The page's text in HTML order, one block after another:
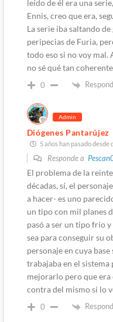
leído de él era una
Ennis, creo que era,
La serie iba saltando
peripecias de Furia,
todo eso si no voy mal.
no sé qué tan
0
Admin
Diógenes Pantarújez
5 años han pasado desde
Responde a
El problema de la
décadas, sí, el
a hacer- es uno
un tipo con mil planes
pasó a ser un tipo frío
sea para conseguir su
personaje en cuya
trabajaba en el sistema
mejorarlo pero que era
contra del mismo si lo
0